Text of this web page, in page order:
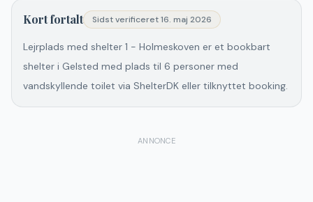
Kort fortalt Sidst verificeret16. maj 2026
Lejrplads med shelter 1 - Holmeskoven er et bookbart
shelter i Gelsted med plads til 6 personer med
vandskyllende toilet via ShelterDK eller tilknyttet booking.
ANNONCE